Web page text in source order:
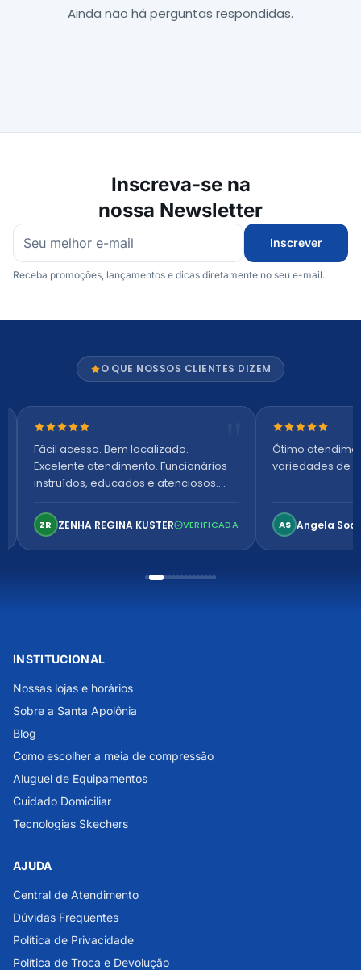
Ainda não há perguntas respondidas.
Inscreva-se na
nossa Newsletter
Inscrever
Receba promoções, lançamentos e dicas diretamente no seu e-mail.
O QUE NOSSOS CLIENTES DIZEM
Nota 5 de 5 estrelas
Fácil acesso. Bem localizado.
Excelente atendimento. Funcionários
instruídos, educados e atenciosos.
confortável. Perfeito!
ZR ZENHA REGINA KUSTER VERIFICADA
Nota 5 de 5
Ótimo
variedades de
AS Angela
INSTITUCIONAL
Nossas lojas e horários
Sobre a Santa Apolônia
Blog
Como escolher a meia de compressão
Aluguel de Equipamentos
Cuidado Domiciliar
Tecnologias Skechers
AJUDA
Central de Atendimento
Dúvidas Frequentes
Política de Privacidade
Política de Troca e Devolução